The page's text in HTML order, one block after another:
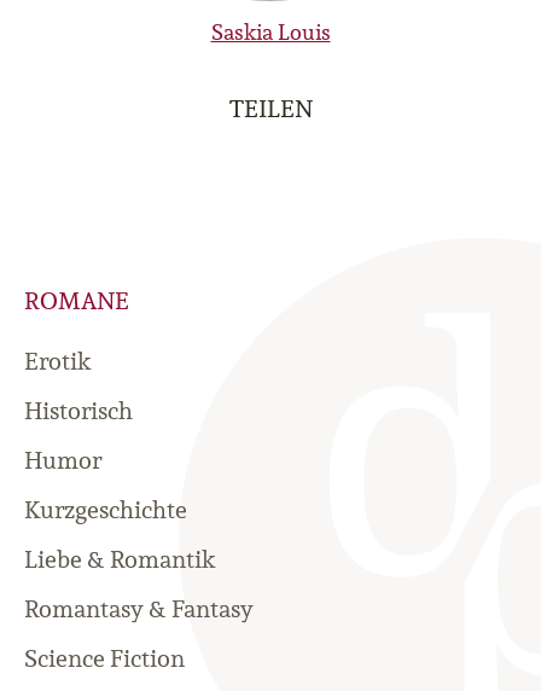
Saskia Louis
TEILEN
ROMANE
Erotik
Historisch
Humor
Kurzgeschichte
Liebe & Romantik
Romantasy & Fantasy
Science Fiction